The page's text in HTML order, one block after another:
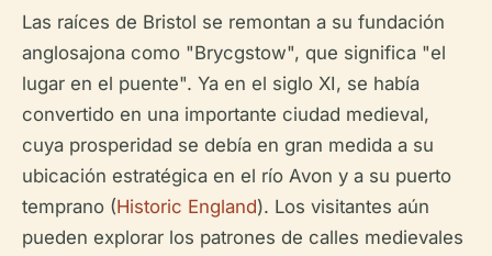
Las raíces de Bristol se remontan a su fundación
anglosajona como "Brycgstow", que significa "el
lugar en el puente". Ya en el siglo XI, se había
convertido en una importante ciudad medieval,
cuya prosperidad se debía en gran medida a su
ubicación estratégica en el río Avon y a su puerto
temprano (Historic England). Los visitantes aún
pueden explorar los patrones de calles medievales